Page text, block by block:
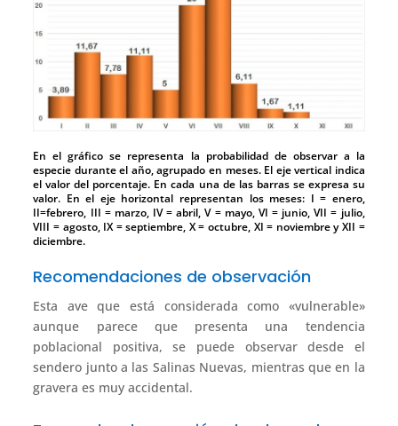
En el gráfico se representa la probabilidad de observar a la
especie durante el año, agrupado en meses. El eje vertical indica
el valor del porcentaje. En cada una de las barras se expresa su
valor. En el eje horizontal representan los meses: I = enero,
II=febrero, III = marzo, IV = abril, V = mayo, VI = junio, VII = julio,
VIII = agosto, IX = septiembre, X = octubre, XI = noviembre y XII =
diciembre.
Recomendaciones de observación
Esta ave que está considerada como «vulnerable»
aunque parece que presenta una tendencia
poblacional positiva, se puede observar desde el
sendero junto a las Salinas Nuevas, mientras que en la
gravera es muy accidental.